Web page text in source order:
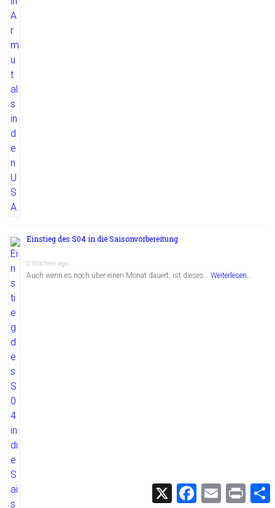
Einstieg des S04 in die Saisonvorbereitung
2 Wochen ago
Auch wenn es noch über einen Monat dauert, ist dieses …Weiterlesen...
X
F
E
m
P